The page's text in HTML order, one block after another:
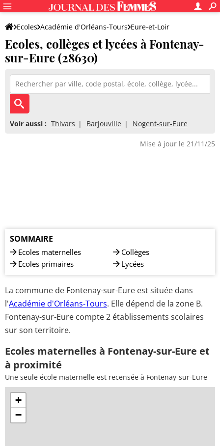
Ecoles Académie d'Orléans-Tours Eure-et-Loir
Ecoles, collèges et lycées à Fontenay-
sur-Eure (28630)
Voir aussi : Thivars Barjouville Nogent-sur-Eure
Mise à jour le 21/11/25
SOMMAIRE
Ecoles maternelles
Ecoles primaires
Collèges
Lycées
La commune de Fontenay-sur-Eure est située dans
l'Académie d'Orléans-Tours. Elle dépend de la zone B.
Fontenay-sur-Eure compte 2 établissements scolaires
sur son territoire.
Ecoles maternelles à Fontenay-sur-Eure et
à proximité
Une seule école maternelle est recensée à Fontenay-sur-Eure
+
−